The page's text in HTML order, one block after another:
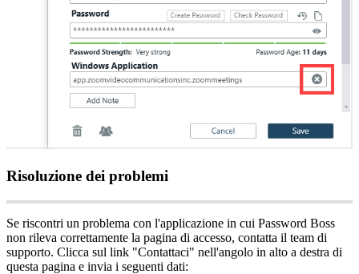
Risoluzione dei problemi
Se riscontri un problema con l'applicazione in cui Password Boss
non rileva correttamente la pagina di accesso, contatta il team di
supporto. Clicca sul link "Contattaci" nell'angolo in alto a destra di
questa pagina e invia i seguenti dati: